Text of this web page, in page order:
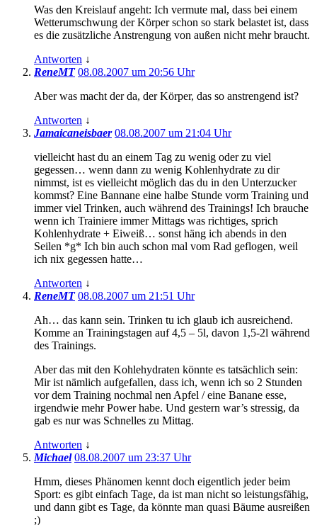
Was den Kreislauf angeht: Ich vermute mal, dass bei einem
Wetterumschwung der Körper schon so stark belastet ist, dass
es die zusätzliche Anstrengung von außen nicht mehr braucht.
Antworten ↓
ReneMT 08.08.2007 um 20:56 Uhr
Aber was macht der da, der Körper, das so anstrengend ist?
Antworten ↓
Jamaicaneisbaer 08.08.2007 um 21:04 Uhr
vielleicht hast du an einem Tag zu wenig oder zu viel
gegessen… wenn dann zu wenig Kohlenhydrate zu dir
nimmst, ist es vielleicht möglich das du in den Unterzucker
kommst? Eine Bannane eine halbe Stunde vorm Training und
immer viel Trinken, auch während des Trainings! Ich brauche
wenn ich Trainiere immer Mittags was richtiges, sprich
Kohlenhydrate + Eiweiß… sonst häng ich abends in den
Seilen *g* Ich bin auch schon mal vom Rad geflogen, weil
ich nix gegessen hatte…
Antworten ↓
ReneMT 08.08.2007 um 21:51 Uhr
Ah… das kann sein. Trinken tu ich glaub ich ausreichend.
Komme an Trainingstagen auf 4,5 – 5l, davon 1,5-2l während
des Trainings.
Aber das mit den Kohlehydraten könnte es tatsächlich sein:
Mir ist nämlich aufgefallen, dass ich, wenn ich so 2 Stunden
vor dem Training nochmal nen Apfel / eine Banane esse,
irgendwie mehr Power habe. Und gestern war’s stressig, da
gab es nur was Schnelles zu Mittag.
Antworten ↓
Michael 08.08.2007 um 23:37 Uhr
Hmm, dieses Phänomen kennt doch eigentlich jeder beim
Sport: es gibt einfach Tage, da ist man nicht so leistungsfähig,
und dann gibt es Tage, da könnte man quasi Bäume ausreißen
;)